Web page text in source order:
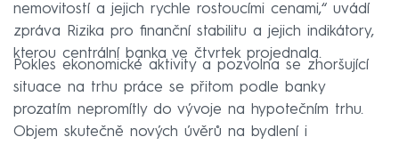
nemovitostí a jejich rychle rostoucími cenami,“ uvádí
zpráva Rizika pro finanční stabilitu a jejich indikátory,
kterou centrální banka ve čtvrtek projednala.
Pokles ekonomické aktivity a pozvolna se zhoršující
situace na trhu práce se přitom podle banky
prozatím nepromítly do vývoje na hypotečním trhu.
Objem skutečně nových úvěrů na bydlení i